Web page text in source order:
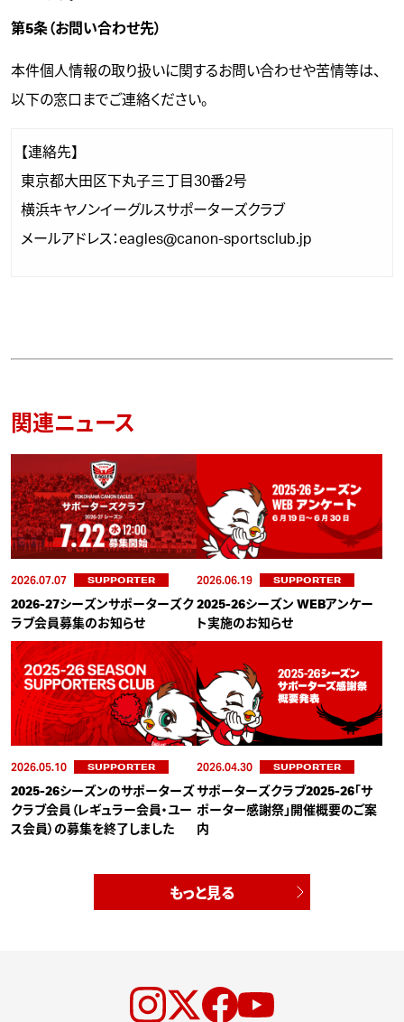
第5条（お問い合わせ先）
本件個人情報の取り扱いに関するお問い合わせや苦情等は、
以下の窓口までご連絡ください。
【連絡先】
東京都大田区下丸子三丁目30番2号
横浜キヤノンイーグルスサポーターズクラブ
メールアドレス：eagles@canon-sportsclub.jp
関連ニュース
2026.07.07 SUPPORTER
2026-27シーズンサポーターズク
ラブ会員募集のお知らせ
2026.06.19 SUPPORTER
2025-26シーズン WEBアンケー
ト実施のお知らせ
2026.05.10 SUPPORTER
2025-26シーズンのサポーターズ
クラブ会員（レギュラー会員・ユー
ス会員）の募集を終了しました
2026.04.30 SUPPORTER
サポーターズクラブ2025-26「サ
ポーター感謝祭」開催概要のご案
内
もっと見る